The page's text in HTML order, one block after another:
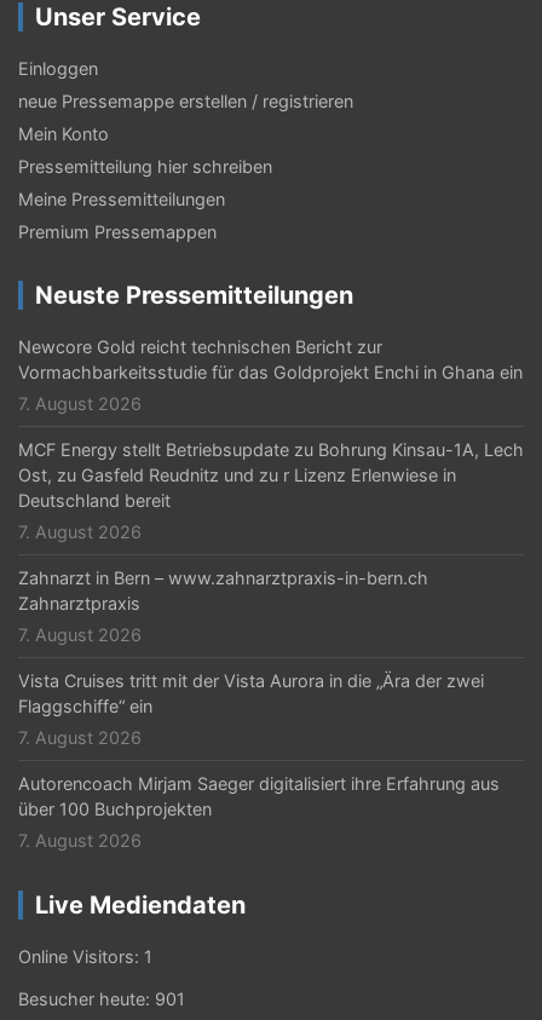
s
-
N
a
v
i
g
a
t
i
o
n
Unser Service
Einloggen
neue Pressemappe erstellen / registrieren
Mein Konto
Pressemitteilung hier schreiben
Meine Pressemitteilungen
Premium Pressemappen
Neuste Pressemitteilungen
Newcore Gold reicht technischen Bericht zur
Vormachbarkeitsstudie für das Goldprojekt Enchi in Ghana ein
7. August 2026
MCF Energy stellt Betriebsupdate zu Bohrung Kinsau-1A, Lech
Ost, zu Gasfeld Reudnitz und zu r Lizenz Erlenwiese in
Deutschland bereit
7. August 2026
Zahnarzt in Bern – www.zahnarztpraxis-in-bern.ch
Zahnarztpraxis
7. August 2026
Vista Cruises tritt mit der Vista Aurora in die „Ära der zwei
Flaggschiffe“ ein
7. August 2026
Autorencoach Mirjam Saeger digitalisiert ihre Erfahrung aus
über 100 Buchprojekten
7. August 2026
Live Mediendaten
Online Visitors: 1
Besucher heute: 901